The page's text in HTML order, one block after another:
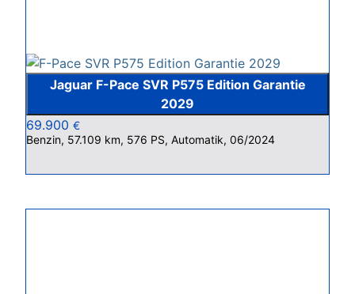
Jaguar F-Pace SVR P575 Edition Garantie
2029
69.900 €
Benzin, 57.109 km, 576 PS, Automatik, 06/2024